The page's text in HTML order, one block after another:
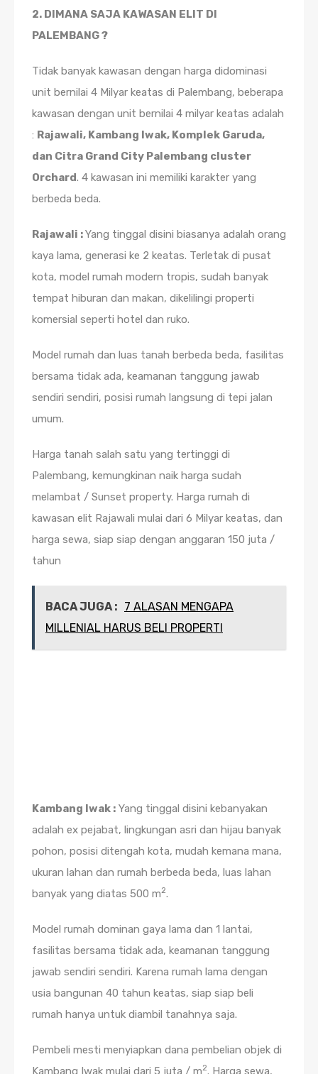
2. DIMANA SAJA KAWASAN ELIT DI
PALEMBANG ?
Tidak banyak kawasan dengan harga didominasi
unit bernilai 4 Milyar keatas di Palembang, beberapa
kawasan dengan unit bernilai 4 milyar keatas adalah
: Rajawali, Kambang Iwak, Komplek Garuda,
dan Citra Grand City Palembang cluster
Orchard. 4 kawasan ini memiliki karakter yang
berbeda beda.
Rajawali :Yang tinggal disini biasanya adalah orang
kaya lama, generasi ke 2 keatas. Terletak di pusat
kota, model rumah modern tropis, sudah banyak
tempat hiburan dan makan, dikelilingi properti
komersial seperti hotel dan ruko.
Model rumah dan luas tanah berbeda beda, fasilitas
bersama tidak ada, keamanan tanggung jawab
sendiri sendiri, posisi rumah langsung di tepi jalan
umum.
Harga tanah salah satu yang tertinggi di
Palembang, kemungkinan naik harga sudah
melambat / Sunset property. Harga rumah di
kawasan elit Rajawali mulai dari 6 Milyar keatas, dan
harga sewa, siap siap dengan anggaran 150 juta /
tahun
BACA JUGA : 7 ALASAN MENGAPA
MILLENIAL HARUS BELI PROPERTI
Kambang Iwak : Yang tinggal disini kebanyakan
adalah ex pejabat, lingkungan asri dan hijau banyak
pohon, posisi ditengah kota, mudah kemana mana,
ukuran lahan dan rumah berbeda beda, luas lahan
banyak yang diatas 500 m2.
Model rumah dominan gaya lama dan 1 lantai,
fasilitas bersama tidak ada, keamanan tanggung
jawab sendiri sendiri. Karena rumah lama dengan
usia bangunan 40 tahun keatas, siap siap beli
rumah hanya untuk diambil tanahnya saja.
Pembeli mesti menyiapkan dana pembelian objek di
Kambang Iwak mulai dari 5 juta / m2. Harga sewa,